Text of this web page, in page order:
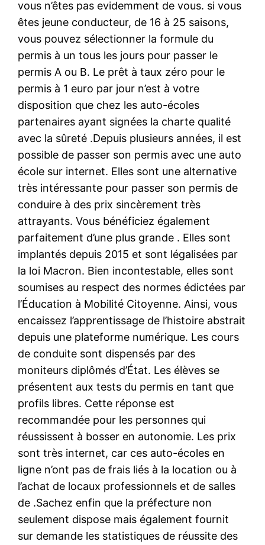
vous n’êtes pas evidemment de vous. si vous
êtes jeune conducteur, de 16 à 25 saisons,
vous pouvez sélectionner la formule du
permis à un tous les jours pour passer le
permis A ou B. Le prêt à taux zéro pour le
permis à 1 euro par jour n’est à votre
disposition que chez les auto-écoles
partenaires ayant signées la charte qualité
avec la sûreté .Depuis plusieurs années, il est
possible de passer son permis avec une auto
école sur internet. Elles sont une alternative
très intéressante pour passer son permis de
conduire à des prix sincèrement très
attrayants. Vous bénéficiez également
parfaitement d’une plus grande . Elles sont
implantés depuis 2015 et sont légalisées par
la loi Macron. Bien incontestable, elles sont
soumises au respect des normes édictées par
l’Éducation à Mobilité Citoyenne. Ainsi, vous
encaissez l’apprentissage de l’histoire abstrait
depuis une plateforme numérique. Les cours
de conduite sont dispensés par des
moniteurs diplômés d’État. Les élèves se
présentent aux tests du permis en tant que
profils libres. Cette réponse est
recommandée pour les personnes qui
réussissent à bosser en autonomie. Les prix
sont très internet, car ces auto-écoles en
ligne n’ont pas de frais liés à la location ou à
l’achat de locaux professionnels et de salles
de .Sachez enfin que la préfecture non
seulement dispose mais également fournit
sur demande les statistiques de réussite des